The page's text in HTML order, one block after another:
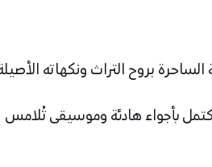
بروح التراث ونكهاته
بأجواء هادئة وموسيقى تُلامس